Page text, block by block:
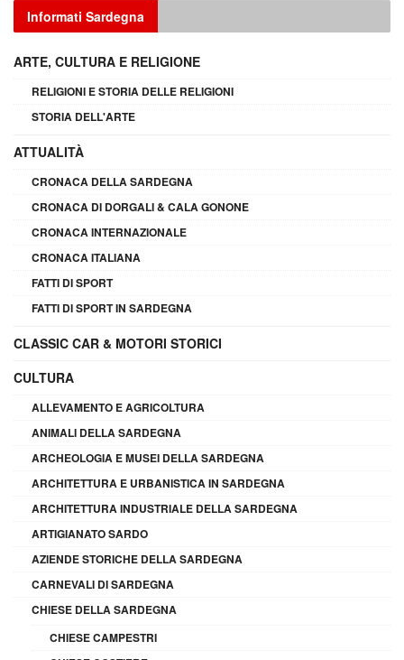
Informati Sardegna
ARTE, CULTURA E RELIGIONE
RELIGIONI E STORIA DELLE RELIGIONI
STORIA DELL'ARTE
ATTUALITÀ
CRONACA DELLA SARDEGNA
CRONACA DI DORGALI & CALA GONONE
CRONACA INTERNAZIONALE
CRONACA ITALIANA
FATTI DI SPORT
FATTI DI SPORT IN SARDEGNA
CLASSIC CAR & MOTORI STORICI
CULTURA
ALLEVAMENTO E AGRICOLTURA
ANIMALI DELLA SARDEGNA
ARCHEOLOGIA E MUSEI DELLA SARDEGNA
ARCHITETTURA E URBANISTICA IN SARDEGNA
ARCHITETTURA INDUSTRIALE DELLA SARDEGNA
ARTIGIANATO SARDO
AZIENDE STORICHE DELLA SARDEGNA
CARNEVALI DI SARDEGNA
CHIESE DELLA SARDEGNA
CHIESE CAMPESTRI